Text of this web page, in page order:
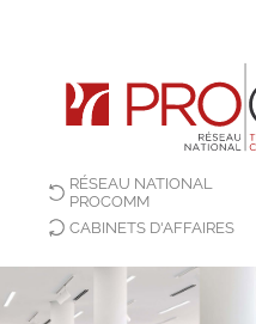
RÉSEAU NATIONAL
PROCOMM
CABINETS D'AFFAIRES